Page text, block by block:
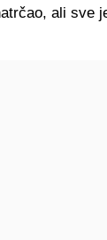
ali sve